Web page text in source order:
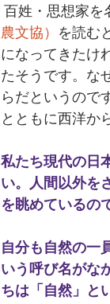
百姓・思想家
農文協） を読む
になってきたけ
たそうです。な
らだというので
とともに西洋か
私たち現代の日
い。人間以外を
を眺めているの
自分も自然の一
いう呼び名がな
ちは「自然」と